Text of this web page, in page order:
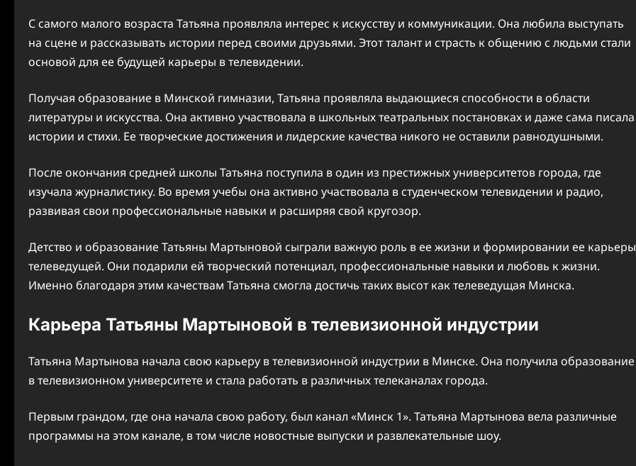
С самого малого возраста Татьяна проявляла интерес к искусству и коммуникации. Она любила выступать
на сцене и рассказывать истории перед своими друзьями. Этот талант и страсть к общению с людьми стали
основой для ее будущей карьеры в телевидении.
Получая образование в Минской гимназии, Татьяна проявляла выдающиеся способности в области
литературы и искусства. Она активно участвовала в школьных театральных постановках и даже сама писала
истории и стихи. Ее творческие достижения и лидерские качества никого не оставили равнодушными.
После окончания средней школы Татьяна поступила в один из престижных университетов города, где
изучала журналистику. Во время учебы она активно участвовала в студенческом телевидении и радио,
развивая свои профессиональные навыки и расширяя свой кругозор.
Детство и образование Татьяны Мартыновой сыграли важную роль в ее жизни и формировании ее карьеры
телеведущей. Они подарили ей творческий потенциал, профессиональные навыки и любовь к жизни.
Именно благодаря этим качествам Татьяна смогла достичь таких высот как телеведущая Минска.
Карьера Татьяны Мартыновой в телевизионной индустрии
Татьяна Мартынова начала свою карьеру в телевизионной индустрии в Минске. Она получила образование
в телевизионном университете и стала работать в различных телеканалах города.
Первым грандом, где она начала свою работу, был канал «Минск 1». Татьяна Мартынова вела различные
программы на этом канале, в том числе новостные выпуски и развлекательные шоу.